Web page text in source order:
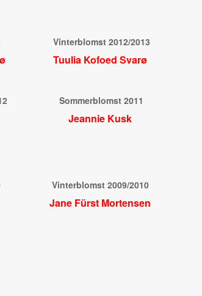
Vinterblomst 2012/2013
Tuulia Kofoed Svarø
Sommerblomst 2011
Jeannie Kusk
Vinterblomst 2009/2010
Jane Fürst Mortensen